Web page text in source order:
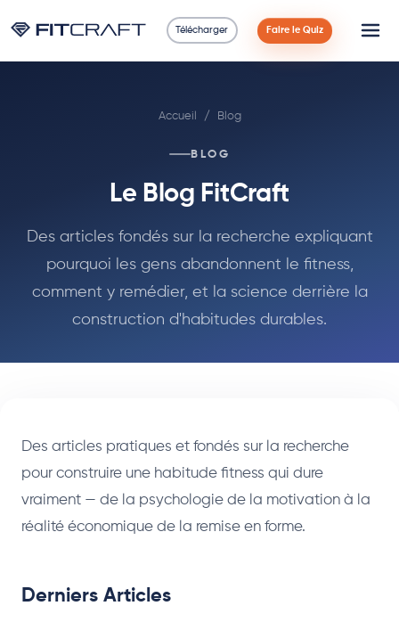
Télécharger Faire le Quiz
Exercices
Calculatrices
Accueil / Blog
BLOG
Le Blog FitCraft
Des articles fondés sur la recherche expliquant
pourquoi les gens abandonnent le fitness,
comment y remédier, et la science derrière la
construction d'habitudes durables.
Des articles pratiques et fondés sur la recherche
pour construire une habitude fitness qui dure
vraiment — de la psychologie de la motivation à la
réalité économique de la remise en forme.
Derniers Articles